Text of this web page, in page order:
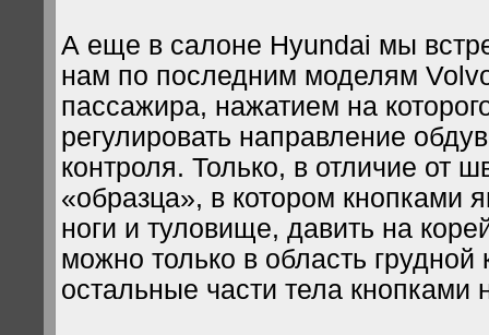
А еще в салоне Hyundai мы
нам по последним моделям
пассажира, нажатием на
регулировать направление
контроля. Только, в отличие от
«образца», в котором кнопками
ноги и туловище, давить на
можно только в область грудной
остальные части тела